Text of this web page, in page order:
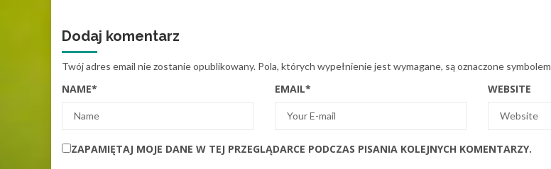
Dodaj komentarz
Twój adres email nie zostanie opublikowany. Pola, których wypełnienie jest wymagane, są oznaczone symbolem
NAME* EMAIL* WEBSITE
ZAPAMIĘTAJ MOJE DANE W TEJ PRZEGLĄDARCE PODCZAS PISANIA KOLEJNYCH KOMENTARZY.